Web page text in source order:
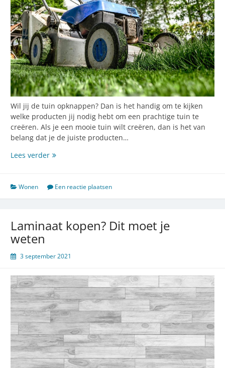
Wil jij de tuin opknappen? Dan is het handig om te kijken
welke producten jij nodig hebt om een prachtige tuin te
creëren. Als je een mooie tuin wilt creëren, dan is het van
belang dat je de juiste producten…
Lees verderDe
Dat
doe
Wonen Een reactie plaatsen
Laminaat kopen? Dit moet je
weten
3 september 2021